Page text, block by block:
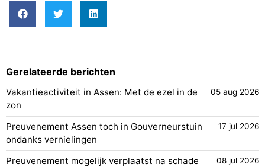
Gerelateerde berichten
Vakantieactiviteit in Assen: Met de ezel in de
zon
05 aug 2026
Preuvenement Assen toch in Gouverneurstuin
ondanks vernielingen
17 jul 2026
Preuvenement mogelijk verplaatst na schade
08 jul 2026